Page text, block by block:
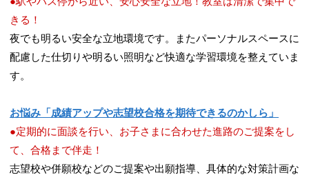
きる！
夜でも明るい安全な立地環境です。またパーソナルスペースに
配慮した仕切りや明るい照明など快適な学習環境を整えていま
す。
お悩み「成績アップや志望校合格を期待できるのかしら」
●定期的に面談を行い、お子さまに合わせた進路のご提案をし
て、合格まで伴走！
志望校や併願校などのご提案や出願指導、具体的な対策計画な